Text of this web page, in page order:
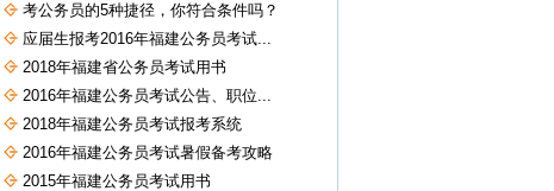
考公务员的5种捷径，你符合条件吗？
应届生报考2016年福建公务员考试...
2018年福建省公务员考试用书
2016年福建公务员考试公告、职位...
2018年福建公务员考试报考系统
2016年福建公务员考试暑假备考攻略
2015年福建公务员考试用书